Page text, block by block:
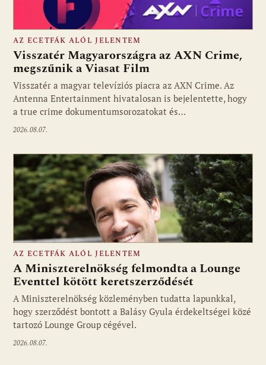
Fotó: media1.hu
AZ ECETFÁK ALÓL JELENTEM
Visszatér Magyarországra az AXN Crime,
megszűnik a Viasat Film
Visszatér a magyar televíziós piacra az AXN Crime. Az
Antenna Entertainment hivatalosan is bejelentette, hogy
a true crime dokumentumsorozatokat és…
2026.08.07.
Fotó: media1.hu
AZ ECETFÁK ALÓL JELENTEM
A Miniszterelnökség felmondta a Lounge
Eventtel kötött keretszerződését
A Miniszterelnökség közleményben tudatta lapunkkal,
hogy szerződést bontott a Balásy Gyula érdekeltségei közé
tartozó Lounge Group cégével.
2026.08.07.